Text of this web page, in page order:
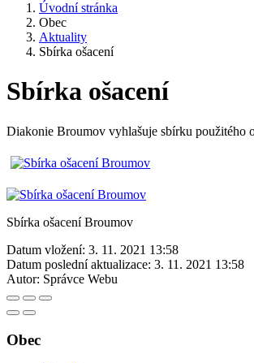
Úvodní stránka
Obec
Aktuality
Sbírka ošacení
Sbírka ošacení
Diakonie Broumov vyhlašuje sbírku použitého
Sbírka ošacení Broumov
Datum vložení: 3. 11. 2021 13:58
Datum poslední aktualizace: 3. 11. 2021 13:58
Autor: Správce Webu
Obec